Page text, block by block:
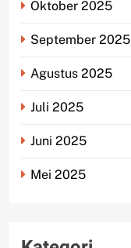
Oktober 2025
September 2025
Agustus 2025
Juli 2025
Juni 2025
Mei 2025